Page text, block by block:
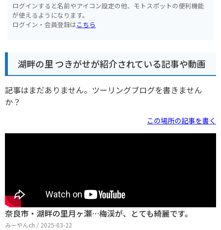
ログインすると名前やアイコン設定の他、モトスポットの便利機能
が使えるようになります。
ログイン・会員登録はこちら
湖畔の里 つきがせが紹介されている記事や動画
記事はまだありません。ツーリングブログを書きません
か？
この場所の記事を書く
奈良市・湖畔の里月ヶ瀬…梅渓が、とても綺麗です。
みーやんch / 2025-03-22